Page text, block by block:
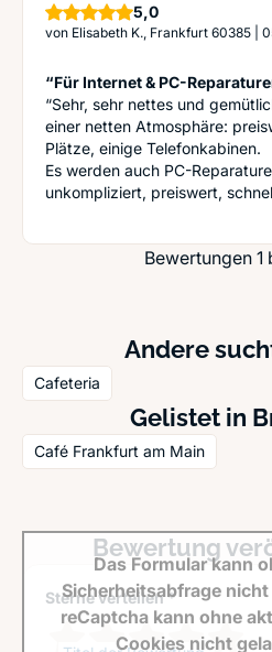
5,0Sterne
von Elisabeth K., Frankfurt 60385
“Für Internet & PC-
“Sehr, sehr nettes und
einer netten Atmosphäre:
Plätze, einige Telefonkabinen.
Es werden auch PC-
unkompliziert, preiswert,
Bewertungen 1
Andere
Cafeteria
Gelistet in
Café Frankfurt am Main
Bewertung
Sterne verteilen *
Das Formular kann
Sicherheitsabfrage
reCaptcha kann ohne
Cookies nicht